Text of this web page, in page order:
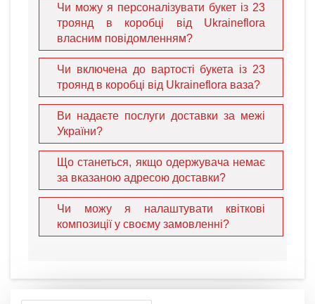
Чи можу я персоналізувати букет із 23
троянд в коробці від Ukraineflora
власним повідомленням?
Чи включена до вартості букета із 23
троянд в коробці від Ukraineflora ваза?
Ви надаєте послуги доставки за межі
України?
Що станеться, якщо одержувача немає
за вказаною адресою доставки?
Чи можу я налаштувати квіткові
композиції у своєму замовленні?